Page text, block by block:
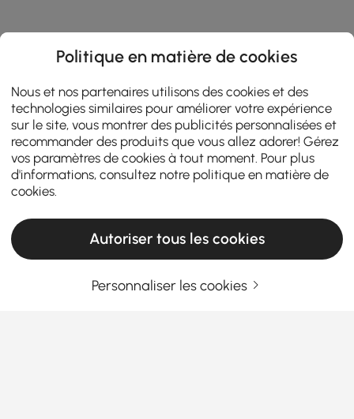
Politique en matière de cookies
Nous et nos partenaires utilisons des cookies et des
technologies similaires pour améliorer votre expérience
sur le site, vous montrer des publicités personnalisées et
recommander des produits que vous allez adorer! Gérez
vos paramètres de cookies à tout moment. Pour plus
d'informations, consultez notre politique en matière de
cookies
Autoriser tous les cookies
Personnaliser les cookies